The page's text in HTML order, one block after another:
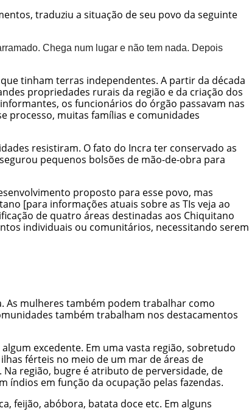
traduziu a situação de seu povo da seguinte
Chega num lugar e não tem nada. Depois
tinham terras independentes. A partir da década
propriedades rurais da região e da criação dos
os funcionários do órgão passavam nas
processo, muitas famílias e comunidades
resistiram. O fato do Incra ter conservado as
pequenos bolsões de mão-de-obra para
proposto para esse povo, mas
[para informações atuais sobre as TIs veja ao
de quatro áreas destinadas aos Chiquitano
individuais ou comunitários, necessitando serem
As mulheres também podem trabalhar como
também trabalham nos destacamentos
excedente. Em uma vasta região, sobretudo
férteis no meio de um mar de áreas de
região, bugre é atributo de perversidade, de
índios em função da ocupação pelas fazendas.
feijão, abóbora, batata doce etc. Em alguns